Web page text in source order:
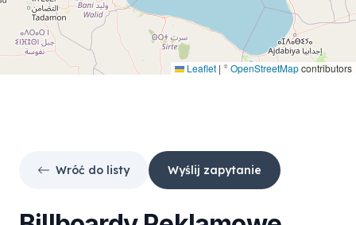
Leaflet | © OpenStreetMapcontributors
Wróć do listy Wyślij zapytanie